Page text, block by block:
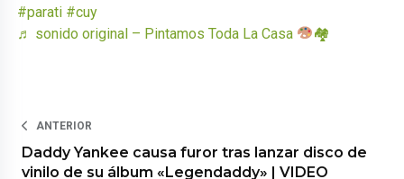
#parati #cuy
♬ sonido original – Pintamos Toda La Casa
🏘
ANTERIOR
Daddy Yankee causa furor tras lanzar disco de
vinilo de su álbum «Legendaddy» | VIDEO